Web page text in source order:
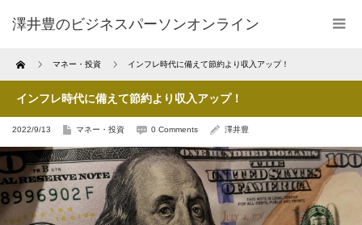
澤井豊のビジネスパーソンオンライン
Home マネー・投資 インフレ時代に備えて節約より収入アップ！
インフレ時代に備えて節約より収入アップ！
2022/9/13 マネー・投資 0 Comments 澤井豊